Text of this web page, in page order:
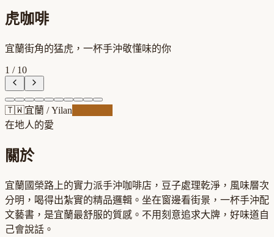
虎咖啡
宜蘭街角的猛虎，一杯手沖敬懂味的你
1 / 10
🇹🇼宜蘭 /Yilan
在地人的愛
關於
宜蘭國榮路上的實力派手沖咖啡店，豆子處理乾淨，風味層次
分明，喝得出紮實的精品邏輯。坐在窗邊看街景，一杯手沖配
文藝書，是宜蘭最舒服的質感。不用刻意追求大牌，好味道自
己會說話。